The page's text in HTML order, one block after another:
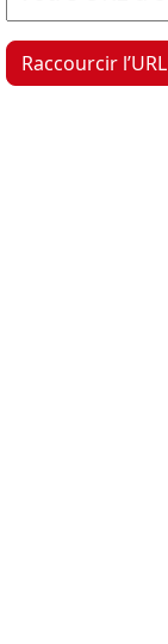
Raccourcir l’URL